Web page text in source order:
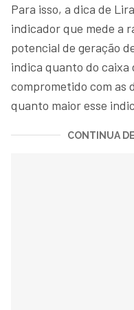
Para isso, a dica de
indicador que mede a
potencial de geração
indica quanto do caixa
comprometido com as
quanto maior esse
CONTINUA